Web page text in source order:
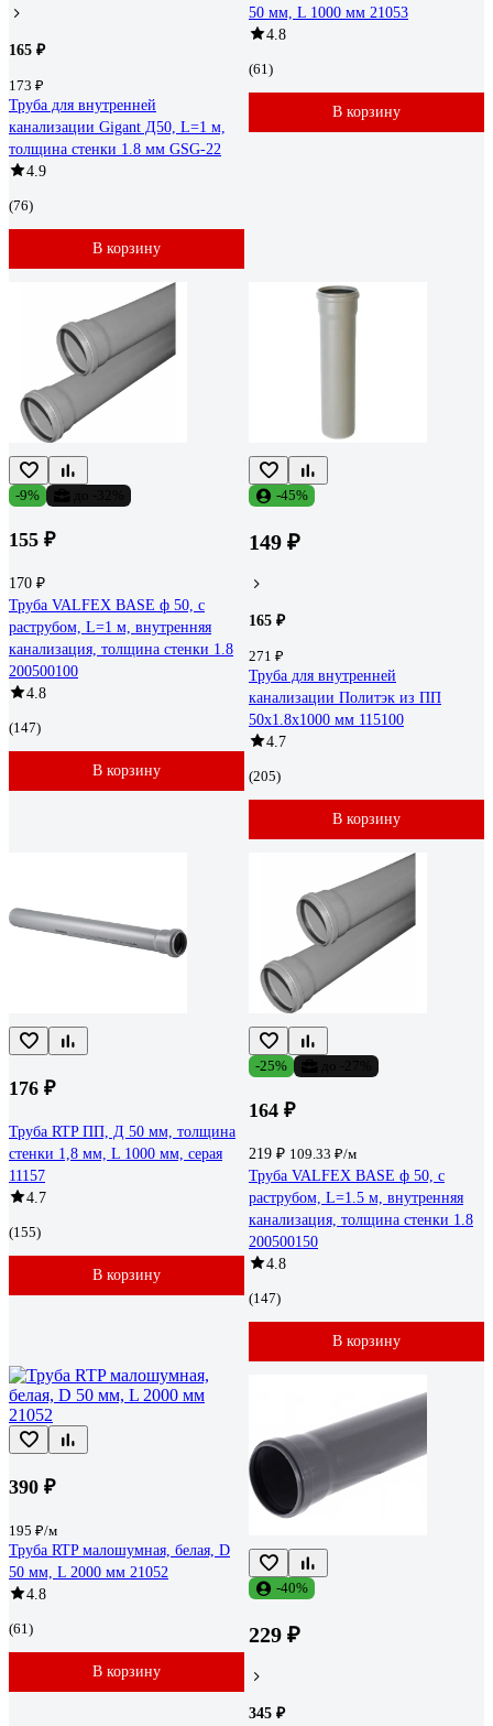
165 ₽
173 ₽
Труба для внутренней
канализации Gigant Д50, L=1 м,
толщина стенки 1.8 мм GSG-22
4.9
(76)
В корзину
50 мм, L 1000 мм 21053
4.8
(61)
В корзину
-9%
155 ₽
170 ₽
Труба VALFEX BASE ф 50, с
раструбом, L=1 м, внутренняя
канализация, толщина стенки 1.8
200500100
4.8
(147)
В корзину
-45%
149 ₽
165 ₽
271 ₽
Труба для внутренней
канализации Политэк из ПП
50х1.8х1000 мм 115100
4.7
(205)
В корзину
176 ₽
Труба RTP ПП, Д 50 мм, толщина
стенки 1,8 мм, L 1000 мм, серая
11157
4.7
(155)
В корзину
-25%
164 ₽
219 ₽ 109.33 ₽/м
Труба VALFEX BASE ф 50, с
раструбом, L=1.5 м, внутренняя
канализация, толщина стенки 1.8
200500150
4.8
(147)
В корзину
390 ₽
195 ₽/м
Труба RTP малошумная, белая, D
50 мм, L 2000 мм 21052
4.8
(61)
В корзину
-40%
229 ₽
345 ₽